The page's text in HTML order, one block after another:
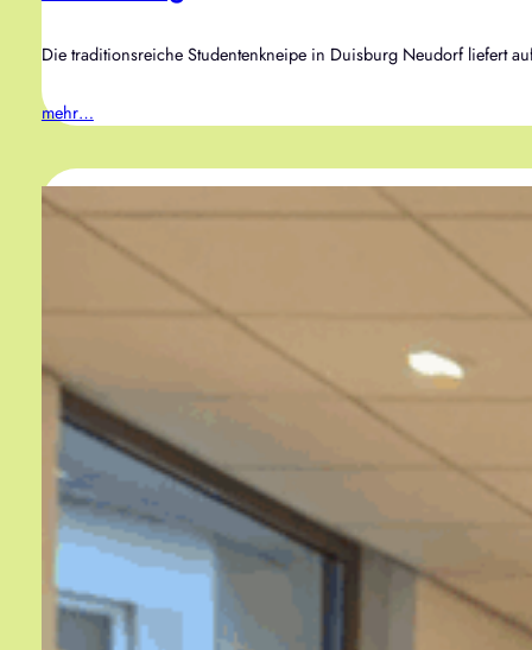
Die traditionsreiche Studentenkneipe in Duisburg Neudorf liefert
mehr…